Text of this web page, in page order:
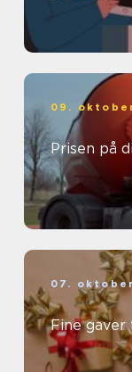
09.
Prisen på
07.
Fine